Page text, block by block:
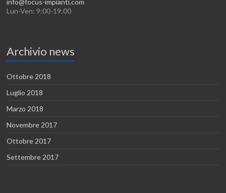
Lun-Ven: 9:00-19:00
Archivio news
Ottobre 2018
Luglio 2018
Marzo 2018
Novembre 2017
Ottobre 2017
Settembre 2017